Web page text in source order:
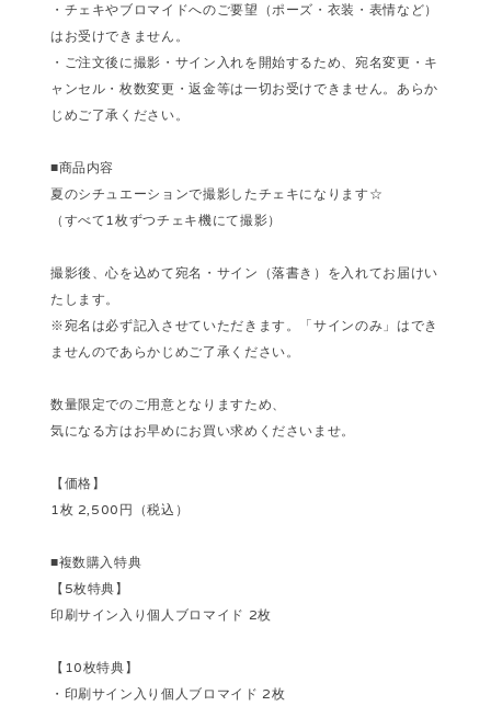
・チェキやブロマイドへのご要望（ポーズ・衣装・表情など）
はお受けできません。
・ご注文後に撮影・サイン入れを開始するため、宛名変更・キ
ャンセル・枚数変更・返金等は一切お受けできません。あらか
じめご了承ください。
■商品内容
夏のシチュエーションで撮影したチェキになります☆
（すべて1枚ずつチェキ機にて撮影）
撮影後、心を込めて宛名・サイン（落書き）を入れてお届けい
たします。
※宛名は必ず記入させていただきます。「サインのみ」はでき
ませんのであらかじめご了承ください。
数量限定でのご用意となりますため、
気になる方はお早めにお買い求めくださいませ。
【価格】
1枚 2,500円（税込）
■複数購入特典
【5枚特典】
印刷サイン入り個人ブロマイド 2枚
【10枚特典】
・印刷サイン入り個人ブロマイド 2枚